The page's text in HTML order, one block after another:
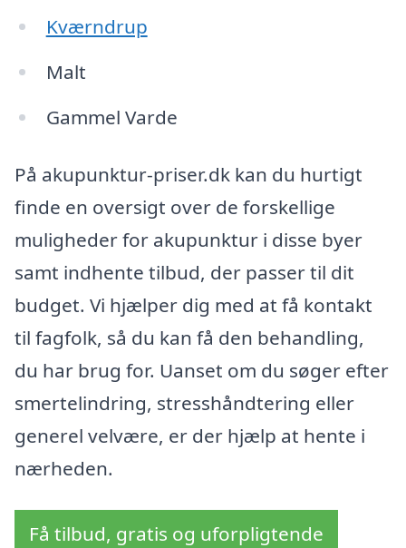
Kværndrup
Malt
Gammel Varde
På akupunktur-priser.dk kan du hurtigt
finde en oversigt over de forskellige
muligheder for akupunktur i disse byer
samt indhente tilbud, der passer til dit
budget. Vi hjælper dig med at få kontakt
til fagfolk, så du kan få den behandling,
du har brug for. Uanset om du søger efter
smertelindring, stresshåndtering eller
generel velvære, er der hjælp at hente i
nærheden.
Få tilbud, gratis og uforpligtende